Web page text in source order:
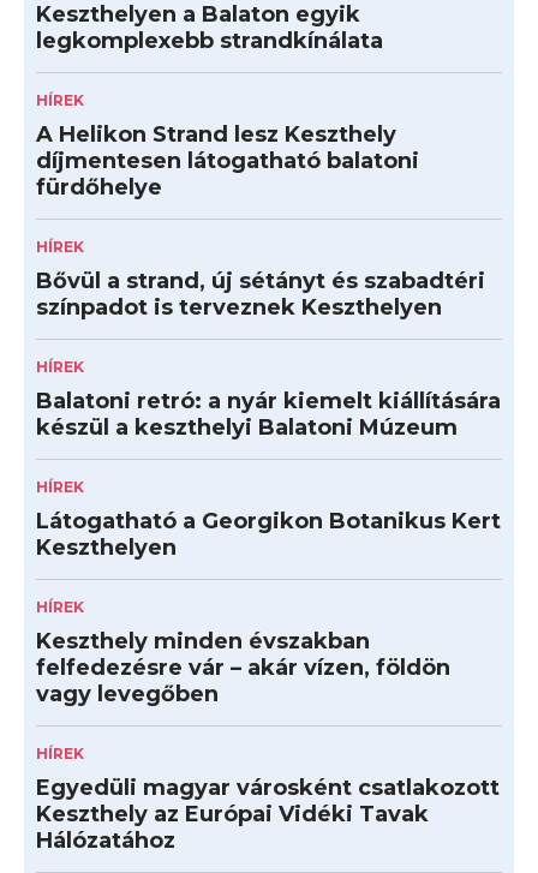
Keszthelyen a Balaton egyik
legkomplexebb strandkínálata
HÍREK
A Helikon Strand lesz Keszthely
díjmentesen látogatható balatoni
fürdőhelye
HÍREK
Bővül a strand, új sétányt és szabadtéri
színpadot is terveznek Keszthelyen
HÍREK
Balatoni retró: a nyár kiemelt kiállítására
készül a keszthelyi Balatoni Múzeum
HÍREK
Látogatható a Georgikon Botanikus Kert
Keszthelyen
HÍREK
Keszthely minden évszakban
felfedezésre vár – akár vízen, földön
vagy levegőben
HÍREK
Egyedüli magyar városként csatlakozott
Keszthely az Európai Vidéki Tavak
Hálózatához